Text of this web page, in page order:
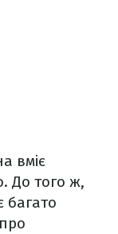
вміє
До того ж,
багато